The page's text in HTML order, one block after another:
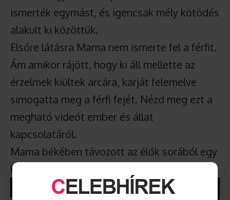
ismerték egymást, és igencsak mély kötödés
alakult ki közöttük.
Elsőre látásra Mama nem ismerte fel a férfit.
Ám amikor rájött, hogy ki áll mellette az
érzelmek kiültek arcára, karját felemelve
simogatta meg a férfi fejét. Nézd meg ezt a
megható videót ember és állat
kapcsolatáról.
Mama békében távozott az élők sorából egy
héttel később.